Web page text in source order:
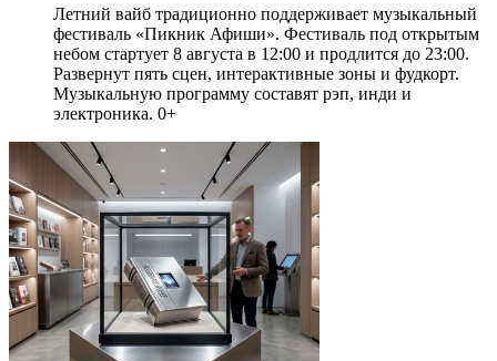
Летний вайб традиционно поддерживает музыкальный
фестиваль «Пикник Афиши». Фестиваль под открытым
небом стартует 8 августа в 12:00 и продлится до 23:00.
Развернут пять сцен, интерактивные зоны и фудкорт.
Музыкальную программу составят рэп, инди и
электроника. 0+